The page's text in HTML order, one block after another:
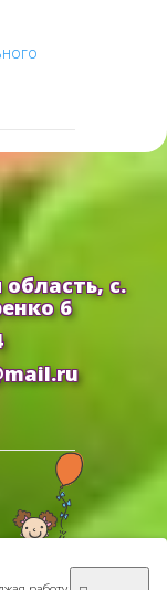
область, с.
6